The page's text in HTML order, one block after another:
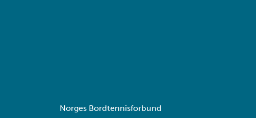
Norges Bordtennisforbund